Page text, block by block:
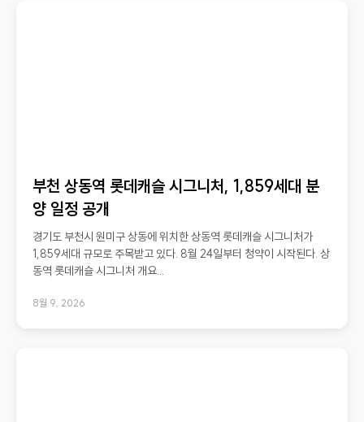
부천 상동역 롯데캐슬 시그니처, 1,859세대 분
양 일정 공개
경기도 부천시 원미구 상동에 위치한 상동역 롯데캐슬 시그니처가
1,859세대 규모로 주목받고 있다. 8월 24일부터 청약이 시작된다. 상
동역 롯데캐슬 시그니처 개요...
8월 9, 2026